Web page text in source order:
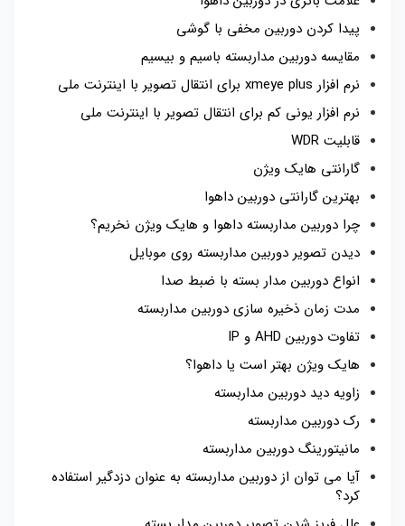
پیدا کردن دوربین مخفی با گوشی
مقایسه دوربین مداربسته باسیم و بیسیم
نرم افزار xmeye plus برای انتقال تصویر با اینترنت ملی
نرم افزار یونی کم برای انتقال تصویر با اینترنت ملی
قابلیت WDR
گارانتی هایک ویژن
بهترین گارانتی دوربین داهوا
چرا دوربین مداربسته داهوا و هایک ویژن نخریم؟
دیدن تصویر دوربین مداربسته روی موبایل
انواع دوربین مدار بسته با ضبط صدا
مدت زمان ذخیره سازی دوربین مداربسته
تفاوت دوربین AHD و IP
هایک ویژن بهتر است یا داهوا؟
زاویه دید دوربین مداربسته
رک دوربین مداربسته
مانیتورینگ دوربین مداربسته
آیا می توان از دوربین مداربسته به عنوان دزدگیر استفاده
کرد؟